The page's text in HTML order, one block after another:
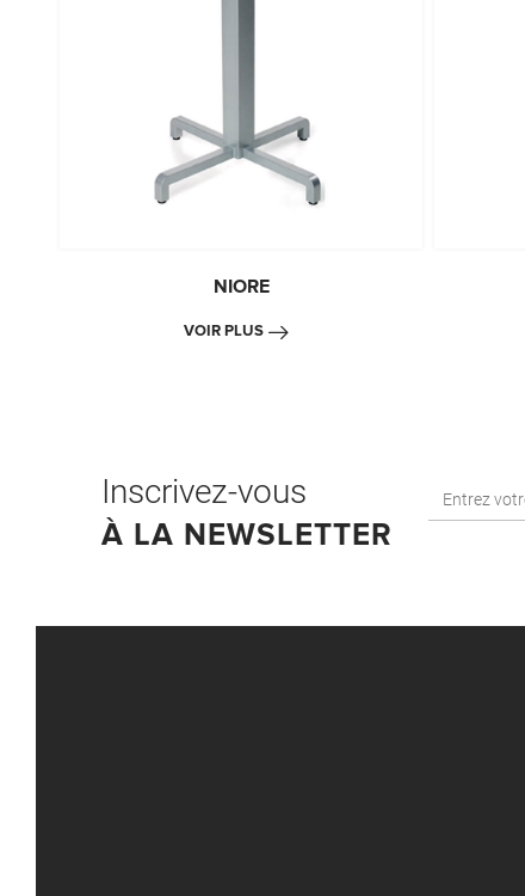
NIORE
VOIR PLUS
Inscrivez-vous
À LA NEWSLETTER